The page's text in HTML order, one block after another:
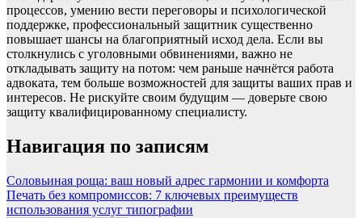
процессов, умению вести переговоры и психологической
поддержке, профессиональный защитник существенно
повышает шансы на благоприятный исход дела. Если вы
столкнулись с уголовными обвинениями, важно не
откладывать защиту на потом: чем раньше начнётся работа
адвоката, тем больше возможностей для защиты ваших прав и
интересов. Не рискуйте своим будущим — доверьте свою
защиту квалифицированному специалисту.
Навигация по записям
Соловьиная роща: ваш новый адрес гармонии и комфорта
Печать без компромиссов: 7 ключевых преимуществ
использования услуг типографии